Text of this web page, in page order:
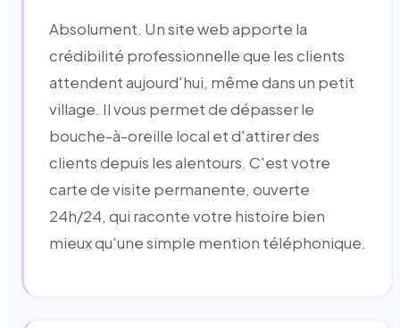
Absolument. Un site web apporte la
crédibilité professionnelle que les clients
attendent aujourd'hui, même dans un petit
village. Il vous permet de dépasser le
bouche-à-oreille local et d'attirer des
clients depuis les alentours. C'est votre
carte de visite permanente, ouverte
24h/24, qui raconte votre histoire bien
mieux qu'une simple mention téléphonique.